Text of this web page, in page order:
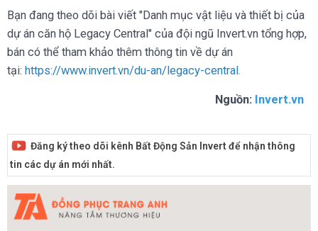
Bạn đang theo dõi bài viết "Danh mục vật liệu và thiết bị của
dự án căn hộ Legacy Central" của đội ngũ Invert.vn tổng hợp,
bán có thể tham khảo thêm thông tin về dự án
tại: https://www.invert.vn/du-an/legacy-central .
Nguồn: Invert.vn
Đăng ký theo dõi kênh Bất Động Sản Invert để nhận thông
tin các dự án mới nhất.